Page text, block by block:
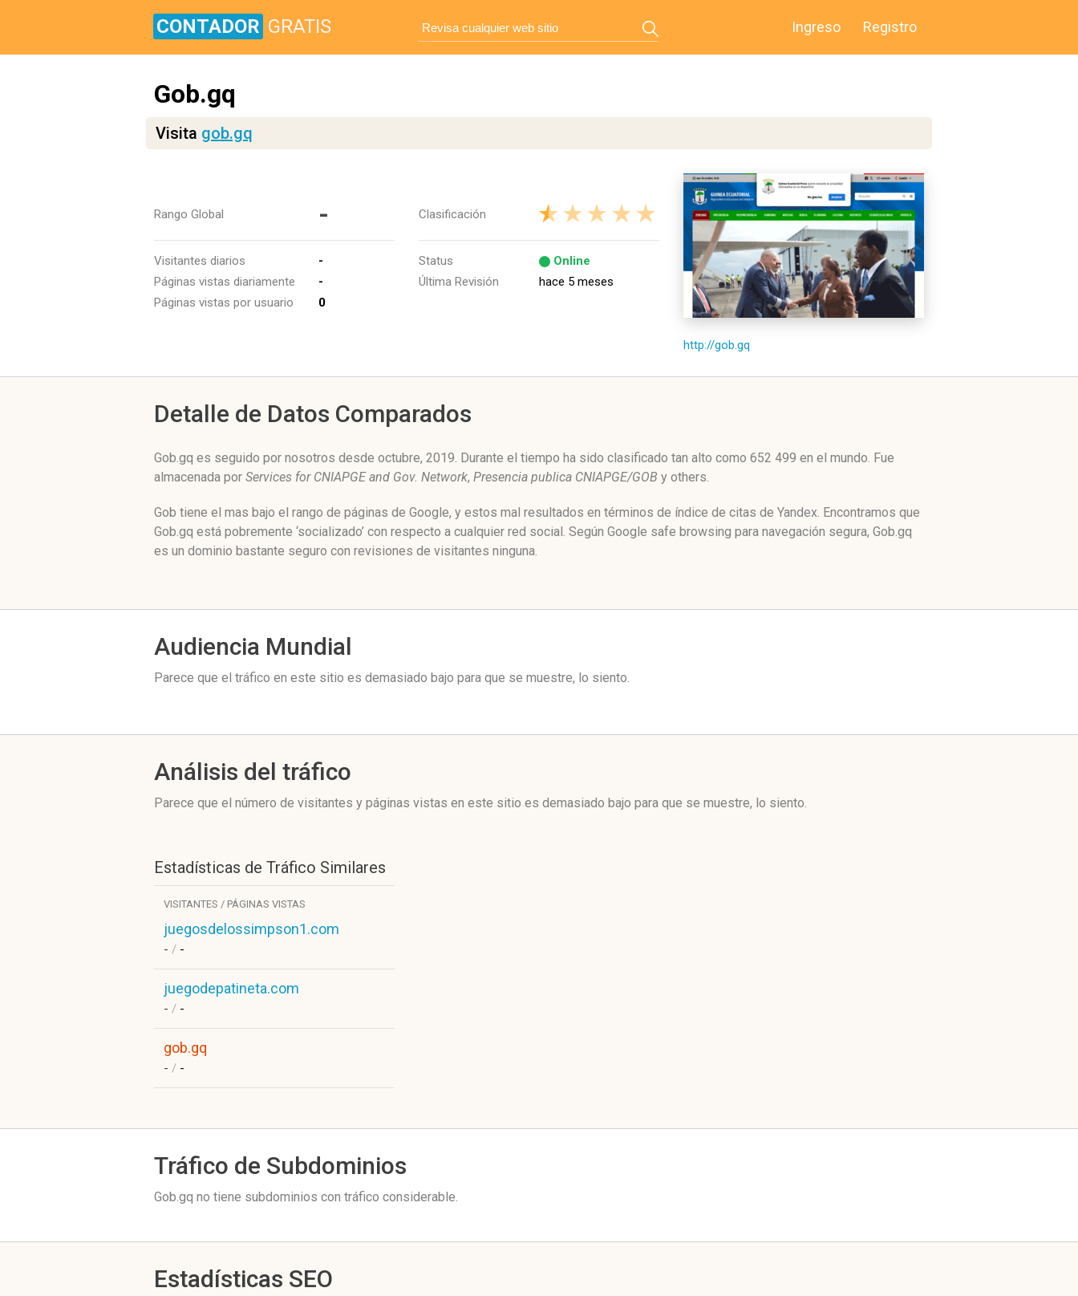
CONTADOR GRATIS Ingreso Registro
Gob.gq
Visita gob.gq
Rango Global -
Visitantes diarios
-
Páginas vistas diariamente
-
Páginas vistas por usuario
0
Clasificación
Status
Online
Última Revisión
hace 5 meses
http://gob.gq
Detalle de Datos Comparados
Gob.gq es seguido por nosotros desde octubre, 2019. Durante el tiempo ha sido clasificado tan alto como 652 499 en el mundo. Fue
almacenada por Services for CNIAPGE and Gov. Network, Presencia publica CNIAPGE/GOB y others.
Gob tiene el mas bajo el rango de páginas de Google, y estos mal resultados en términos de índice de citas de Yandex. Encontramos que
Gob.gq está pobremente ‘socializado’ con respecto a cualquier red social. Según Google safe browsing para navegación segura, Gob.gq
es un dominio bastante seguro con revisiones de visitantes ninguna.
Audiencia Mundial
Parece que el tráfico en este sitio es demasiado bajo para que se muestre, lo siento.
Análisis del tráfico
Parece que el número de visitantes y páginas vistas en este sitio es demasiado bajo para que se muestre, lo siento.
Estadísticas de Tráfico Similares
VISITANTES / PÁGINAS VISTAS
juegosdelossimpson1.com
- / -
juegodepatineta.com
- / -
gob.gq
- / -
Tráfico de Subdominios
Gob.gq no tiene subdominios con tráfico considerable.
Estadísticas SEO